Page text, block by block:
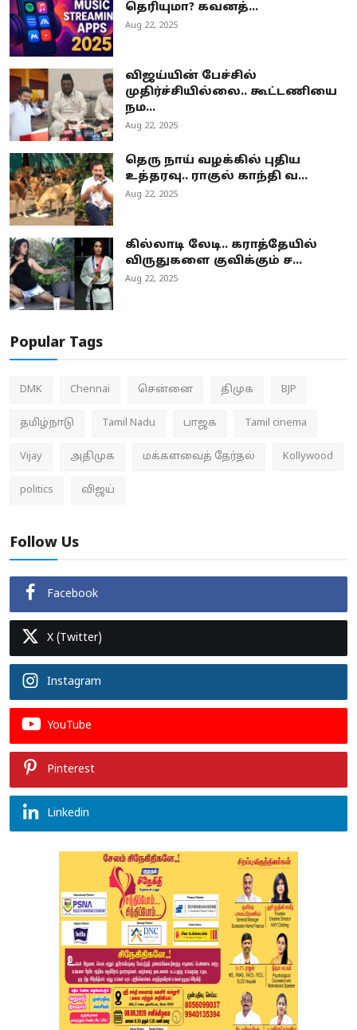
தெரியுமா? கவனத்...
Aug 22, 2025
விஜய்யின் பேச்சில்
முதிர்ச்சியில்லை.. கூட்டணியை
நம...
Aug 22, 2025
தெரு நாய் வழக்கில் புதிய
உத்தரவு.. ராகுல் காந்தி வ...
Aug 22, 2025
கில்லாடி லேடி.. கராத்தேயில்
விருதுகளை குவிக்கும் ச...
Aug 22, 2025
Popular Tags
DMK Chennai சென்னை திமுக BJP
தமிழ்நாடு Tamil Nadu பாஜக Tamil cinema
Vijay அதிமுக மக்களவைத் தேர்தல் Kollywood
politics விஜய்
Follow Us
Facebook
X (Twitter)
Instagram
YouTube
Pinterest
Linkedin